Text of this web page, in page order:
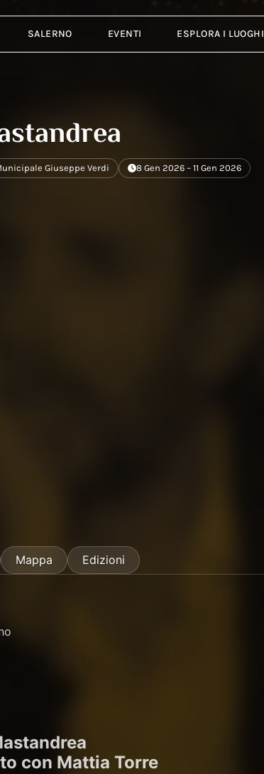
SALERNO EVENTI ESPLORA I LUOGHI
Giuseppe Verdi 8 Gen 2026 – 11 Gen 2026
Mappa Edizioni
con Mattia Torre